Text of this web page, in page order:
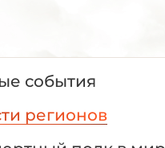
события
регионов